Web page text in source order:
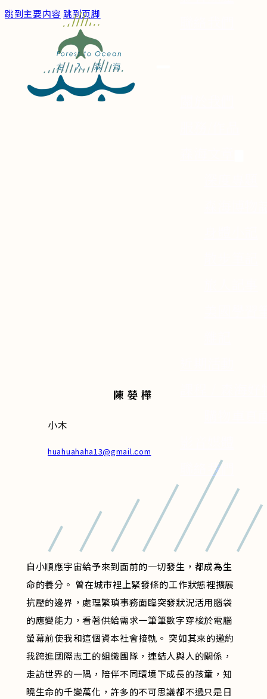
跳到主要内容 跳到页脚
聯絡我們
陳嫈樺
小木
huahuahaha13@gmail.com
自小順應宇宙給予來到面前的一切發生，都成為生
命的養分。 曾在城市裡上緊發條的工作狀態裡擴展
抗壓的邊界，處理繁瑣事務面臨突發狀況活用腦袋
的應變能力，看著供給需求一筆筆數字穿梭於電腦
螢幕前使我和這個資本社會接軌。 突如其來的邀約
我跨進國際志工的組織團隊，連結人與人的關係，
走訪世界的一隅，陪伴不同環境下成長的孩童，知
曉生命的千變萬化，許多的不可思議都不過只是日